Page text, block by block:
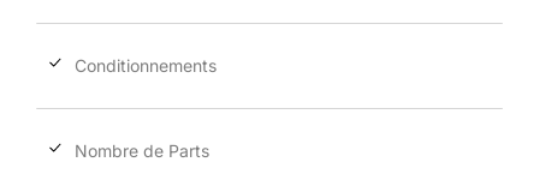
Conditionnements
Nombre de Parts